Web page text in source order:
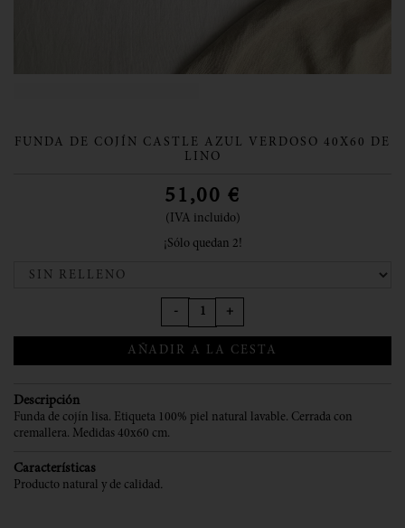
FUNDA DE COJÍN CASTLE AZUL VERDOSO 40X60 DE
LINO
51,00 €
(IVA incluido)
¡Sólo quedan 2!
- +
AÑADIR A LA CESTA
Descripción
Funda de cojín lisa. Etiqueta 100% piel natural lavable. Cerrada con
cremallera. Medidas 40x60 cm.
Características
Producto natural y de calidad .